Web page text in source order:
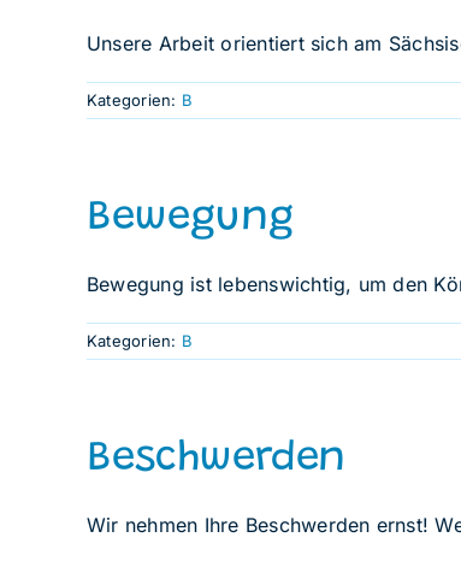
Unsere Arbeit orientiert sich am
Kategorien: B
Bewegung
Bewegung ist lebenswichtig, um den
Kategorien: B
Beschwerden
Wir nehmen Ihre Beschwerden ernst!